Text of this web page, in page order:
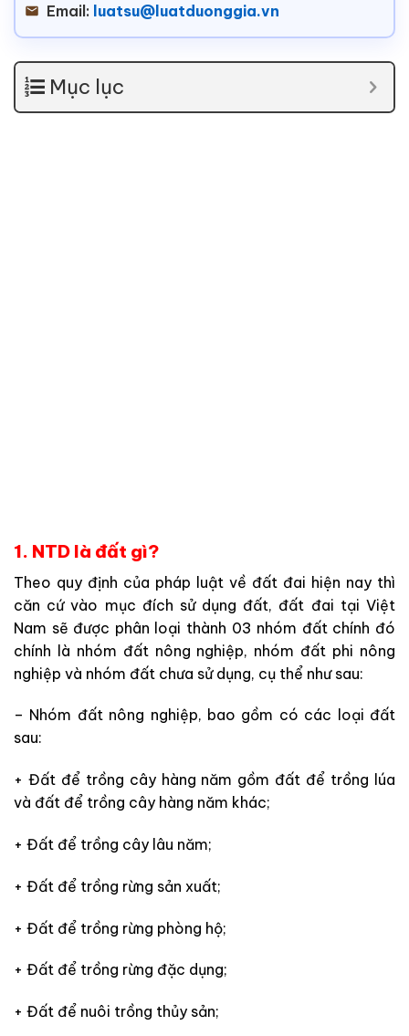
Email: luatsu@luatduonggia.vn
Mục lục
1. NTD là đất gì?
Theo quy định của pháp luật về đất đai hiện nay thì
căn cứ vào mục đích sử dụng đất, đất đai tại Việt
Nam sẽ được phân loại thành 03 nhóm đất chính đó
chính là nhóm đất nông nghiệp, nhóm đất phi nông
nghiệp và nhóm đất chưa sử dụng, cụ thể như sau:
– Nhóm đất nông nghiệp, bao gồm có các loại đất
sau:
+ Đất để trồng cây hàng năm gồm đất để trồng lúa
và đất để trồng cây hàng năm khác;
+ Đất để trồng cây lâu năm;
+ Đất để trồng rừng sản xuất;
+ Đất để trồng rừng phòng hộ;
+ Đất để trồng rừng đặc dụng;
+ Đất để nuôi trồng thủy sản;